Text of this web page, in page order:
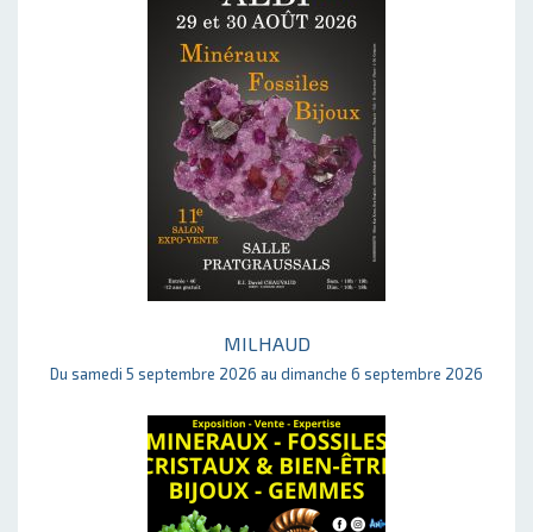
MILHAUD
Du samedi 5 septembre 2026 au dimanche 6 septembre 2026